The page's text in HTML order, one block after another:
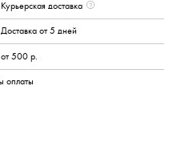
Курьерская доставка
Доставка от 5 дней
от 500 р.